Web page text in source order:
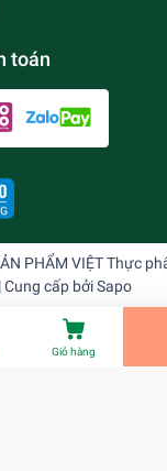
toán
PHẨM VIỆT Thực
| Cung cấp bởiSapo
Tiến Hành Thanh Toán
Giỏ hàng